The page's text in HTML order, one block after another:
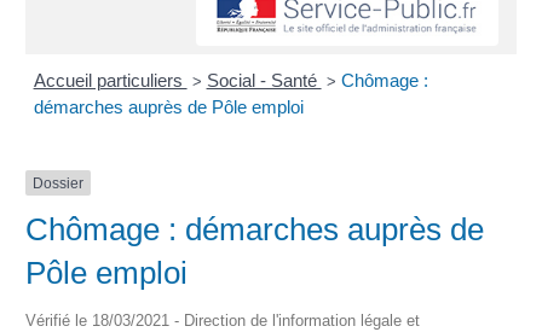
Accueil particuliers > Social - Santé > Chômage :
démarches auprès de Pôle emploi
Dossier
Chômage : démarches auprès de
Pôle emploi
Vérifié le 18/03/2021 - Direction de l'information légale et